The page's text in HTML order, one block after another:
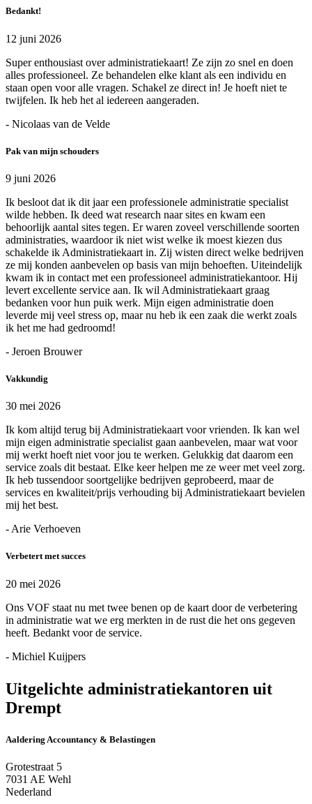
Bedankt!
12 juni 2026
Super enthousiast over administratiekaart! Ze zijn zo snel en doen
alles professioneel. Ze behandelen elke klant als een individu en
staan open voor alle vragen. Schakel ze direct in! Je hoeft niet te
twijfelen. Ik heb het al iedereen aangeraden.
- Nicolaas van de Velde
Pak van mijn schouders
9 juni 2026
Ik besloot dat ik dit jaar een professionele administratie specialist
wilde hebben. Ik deed wat research naar sites en kwam een
behoorlijk aantal sites tegen. Er waren zoveel verschillende soorten
administraties, waardoor ik niet wist welke ik moest kiezen dus
schakelde ik Administratiekaart in. Zij wisten direct welke bedrijven
ze mij konden aanbevelen op basis van mijn behoeften. Uiteindelijk
kwam ik in contact met een professioneel administratiekantoor. Hij
levert excellente service aan. Ik wil Administratiekaart graag
bedanken voor hun puik werk. Mijn eigen administratie doen
leverde mij veel stress op, maar nu heb ik een zaak die werkt zoals
ik het me had gedroomd!
- Jeroen Brouwer
Vakkundig
30 mei 2026
Ik kom altijd terug bij Administratiekaart voor vrienden. Ik kan wel
mijn eigen administratie specialist gaan aanbevelen, maar wat voor
mij werkt hoeft niet voor jou te werken. Gelukkig dat daarom een
service zoals dit bestaat. Elke keer helpen me ze weer met veel zorg.
Ik heb tussendoor soortgelijke bedrijven geprobeerd, maar de
services en kwaliteit/prijs verhouding bij Administratiekaart bevielen
mij het best.
- Arie Verhoeven
Verbetert met succes
20 mei 2026
Ons VOF staat nu met twee benen op de kaart door de verbetering
in administratie wat we erg merkten in de rust die het ons gegeven
heeft. Bedankt voor de service.
- Michiel Kuijpers
Uitgelichte administratiekantoren uit
Drempt
Aaldering Accountancy & Belastingen
Grotestraat 5
7031 AE Wehl
Nederland